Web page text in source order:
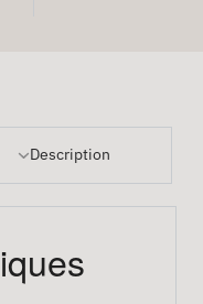
Description